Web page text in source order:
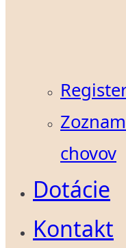
chovov
Dotácie
Kontakt